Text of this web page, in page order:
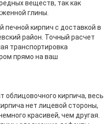
веществ, так как
глины.
печной кирпич с доставкой в
район. Точный расчет
транспортировка
прямо на ваш
облицовочного кирпича, весь
нет лицевой стороны,
красивей, чем другая.